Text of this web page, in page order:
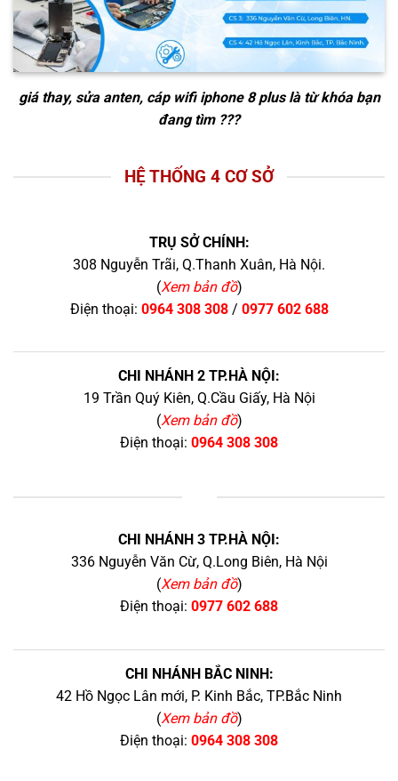
giá thay, sửa anten, cáp wifi iphone 8 pluslà từ khóa bạn
đang tìm ???
HỆ THỐNG 4 CƠ SỞ
TRỤ SỞ CHÍNH:
308 Nguyễn Trãi, Q.Thanh Xuân, Hà Nội.
(Xem bản đồ)
Điện thoại: 0964 308 308/ 0977 602 688
CHI NHÁNH 2 TP.HÀ NỘI:
19 Trần Quý Kiên, Q.Cầu Giấy, Hà Nội
(Xem bản đồ)
Điện thoại: 0964 308 308
CHI NHÁNH 3 TP.HÀ NỘI:
336 Nguyễn Văn Cừ, Q.Long Biên, Hà Nội
(Xem bản đồ)
Điện thoại: 0977 602 688
CHI NHÁNH BẮC NINH:
42 Hồ Ngọc Lân mới, P. Kinh Bắc, TP.Bắc Ninh
(Xem bản đồ)
Điện thoại: 0964 308 308